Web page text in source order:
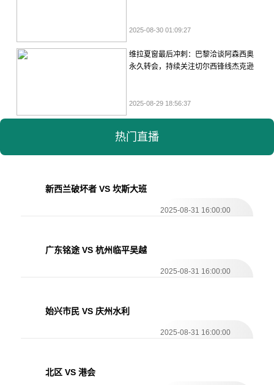
2025-08-30 01:09:27
维拉夏窗最后冲刺：巴黎洽谈阿森西奥
永久转会，持续关注切尔西锋线杰克逊
2025-08-29 18:56:37
热门直播
新西兰破坏者 VS 坎斯大班
2025-08-31 16:00:00
广东铭途 VS 杭州临平吴越
2025-08-31 16:00:00
始兴市民 VS 庆州水利
2025-08-31 16:00:00
北区 VS 港会